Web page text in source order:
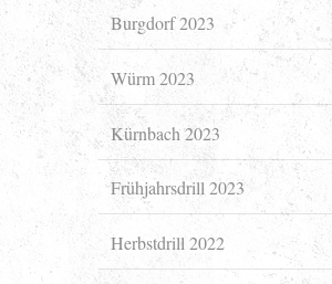
Burgdorf 2023
Würm 2023
Kürnbach 2023
Frühjahrsdrill 2023
Herbstdrill 2022